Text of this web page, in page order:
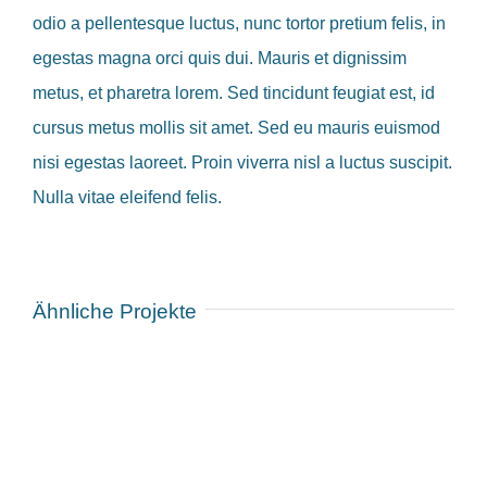
odio a pellentesque luctus, nunc tortor pretium felis, in
egestas magna orci quis dui. Mauris et dignissim
metus, et pharetra lorem. Sed tincidunt feugiat est, id
cursus metus mollis sit amet. Sed eu mauris euismod
nisi egestas laoreet. Proin viverra nisl a luctus suscipit.
Nulla vitae eleifend felis.
Ähnliche Projekte